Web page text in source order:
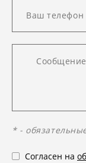
* -
Согласен на